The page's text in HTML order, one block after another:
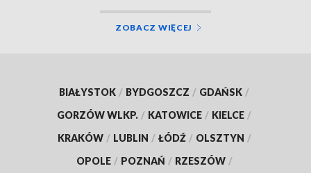
ZOBACZ WIĘCEJ
BIAŁYSTOK / BYDGOSZCZ / GDAŃSK /
GORZÓW WLKP. / KATOWICE / KIELCE /
KRAKÓW / LUBLIN / ŁÓDŹ / OLSZTYN /
OPOLE / POZNAŃ / RZESZÓW /